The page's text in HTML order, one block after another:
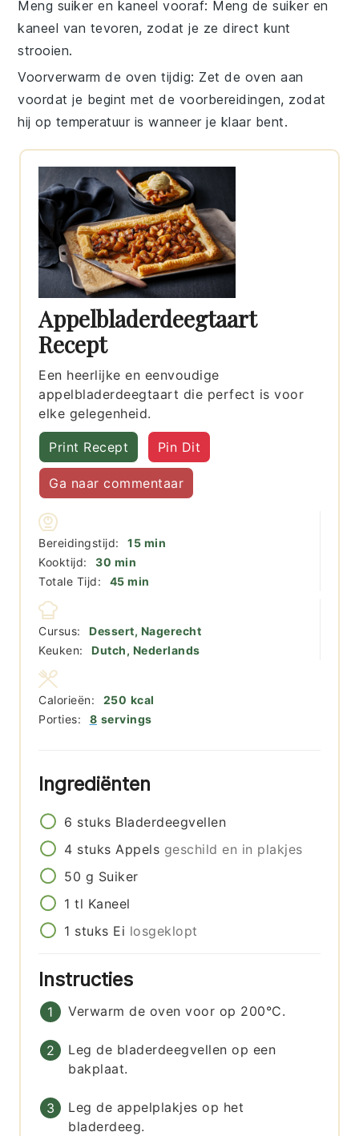
Meng suiker en kaneel vooraf: Meng desuiker en
kaneel van tevoren, zodat je ze direct kunt
strooien.
Voorverwarm de oven tijdig: Zet de oven aan
voordat je begint met de voorbereidingen, zodat
hij op temperatuur is wanneer je klaar bent.
Appelbladerdeegtaart
Recept
Een heerlijke en eenvoudige
appelbladerdeegtaart die perfect is voor
elke gelegenheid.
Print Recept Pin Dit
Ga naar commentaar
Bereidingstijd: 15minuten
min
Kooktijd:
30 minuten
min
Totale Tijd:
45minuten
min
Cursus:
Dessert, Nagerecht
Keuken:
Dutch, Nederlands
Porties: 8 servings
Calorieën: 250 kcal
Ingrediënten
6 stuks Bladerdeegvellen
4 stuks Appels geschild en in plakjes
50 g Suiker
1 tl Kaneel
1 stuks Ei losgeklopt
Instructies
Verwarm de oven voor op 200°C.
Leg de bladerdeegvellen op een
bakplaat.
Leg de appelplakjes op het
bladerdeeg.